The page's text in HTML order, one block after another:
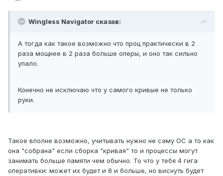
Wingless Navigator сказав:
А тогда как такое возможно что проц практически в 2
раза мощнее в 2 раза больше оперы, и оно так сильно
упало.
Конечно не исключаю что у самого кривые не только
руки.
Такое вполне возможно, учитывать нужно не саму ОС а то как
она "собрана" если сборка "кривая" то и процессы могут
занимать больше памяти чем обычно. То что у тебя 4 гига
оперативки: может их будет и 8 и больше, но виснуть будет